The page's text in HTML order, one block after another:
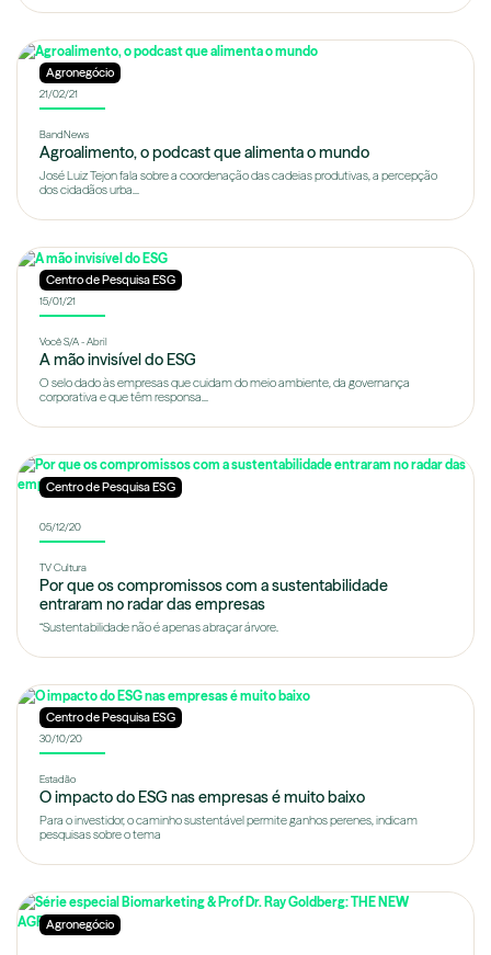
Agronegócio
21/02/21
BandNews
Agroalimento, o podcast que alimenta o mundo
José Luiz Tejon fala sobre a coordenação das cadeias produtivas, a percepção
dos cidadãos urba...
Centro de Pesquisa ESG
15/01/21
Você S/A - Abril
A mão invisível do ESG
O selo dado às empresas que cuidam do meio ambiente, da governança
corporativa e que têm responsa...
Centro de Pesquisa ESG
05/12/20
TV Cultura
Por que os compromissos com a sustentabilidade
entraram no radar das empresas
“Sustentabilidade não é apenas abraçar árvore.
Centro de Pesquisa ESG
30/10/20
Estadão
O impacto do ESG nas empresas é muito baixo
Para o investidor, o caminho sustentável permite ganhos perenes, indicam
pesquisas sobre o tema
Agronegócio